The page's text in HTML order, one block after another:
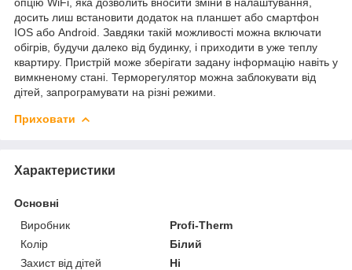
досить лиш встановити додаток на планшет або смартфон
IOS або Android. Завдяки такій можливості можна включати
обігрів, будучи далеко від будинку, і приходити в уже теплу
квартиру. Пристрій може зберігати задану інформацію навіть у
вимкненому стані. Терморегулятор можна заблокувати від
дітей, запрограмувати на різні режими.
Приховати
Характеристики
Основні
Виробник
Profi-Therm
Колір
Білий
Захист від дітей
Ні